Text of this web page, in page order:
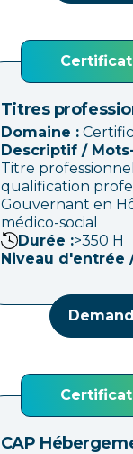
Titres
Domaine :
Descriptif /
Titre
qualification
Gouvernant en
médico-social
Durée :>350 H
Niveau d'entrée
CAP